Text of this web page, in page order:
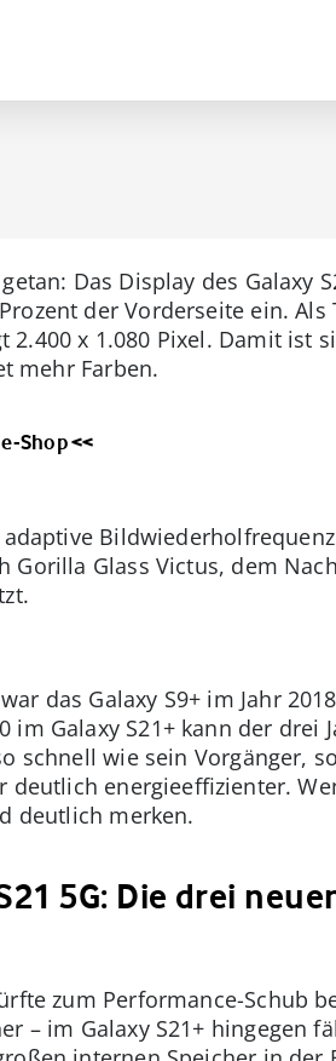
Das Display des Galaxy
der Vorderseite ein.
2.400 x 1.080 Pixel. Damit ist
mehr Farben.
Shop <<
Glass Victus, dem
das Galaxy S9+ im Jahr
im Galaxy S21+ kann der
schnell wie sein Vorgänger,
deutlich energieeffizienter.
deutlich merken.
5G: Die drei
zum Performance-Schub
– im Galaxy S21+ hingegen